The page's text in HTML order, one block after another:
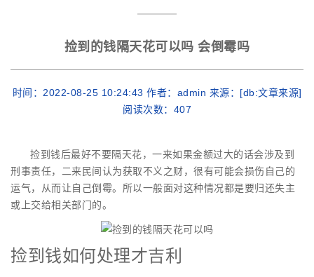
捡到的钱隔天花可以吗 会倒霉吗
时间：2022-08-25 10:24:43 作者：admin 来源：[db:文章来源]
阅读次数： 407
捡到钱后最好不要隔天花，一来如果金额过大的话会涉及到
刑事责任，二来民间认为获取不义之财，很有可能会损伤自己的
运气，从而让自己倒霉。所以一般面对这种情况都是要归还失主
或上交给相关部门的。
捡到钱如何处理才吉利